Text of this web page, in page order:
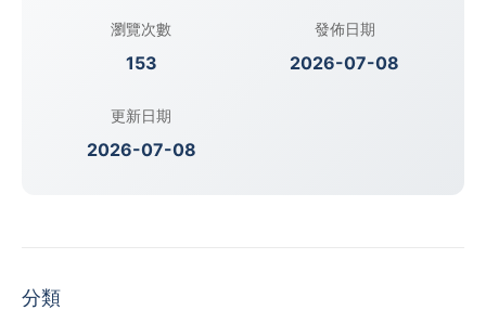
瀏覽次數
153
發佈日期
2026-07-08
更新日期
2026-07-08
分類